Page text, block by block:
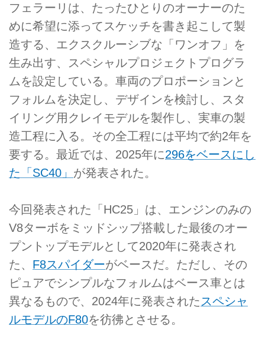
フェラーリは、たったひとりのオーナーのた
めに希望に添ってスケッチを書き起こして製
造する、エクスクルーシブな「ワンオフ」を
生み出す、スペシャルプロジェクトプログラ
ムを設定している。車両のプロポーションと
フォルムを決定し、デザインを検討し、スタ
イリング用クレイモデルを製作し、実車の製
造工程に入る。その全工程には平均で約2年を
要する。最近では、2025年に296をベースにし
た「SC40」 が発表された。
今回発表された「HC25」は、エンジンのみの
V8ターボをミッドシップ搭載した最後のオー
プントップモデルとして2020年に発表され
た、 F8スパイダーがベースだ。ただし、その
ピュアでシンプルなフォルムはベース車とは
異なるもので、2024年に発表された スペシャ
ルモデルのF80を彷彿とさせる。